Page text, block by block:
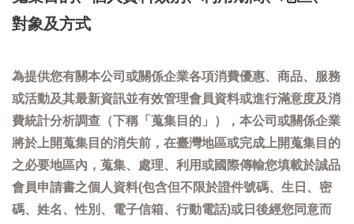
對象及方式
為提供您有關本公司或關係企業各項消費優惠、商品、服務
或活動及其最新資訊並有效管理會員資料或進行滿意度及消
費統計分析調查（下稱「蒐集目的」），本公司或關係企業
將於上開蒐集目的消失前，在臺灣地區或完成上開蒐集目的
之必要地區內，蒐集、處理、利用或國際傳輸您填載於誠品
會員申請書之個人資料(包含但不限於證件號碼、生日、密
碼、姓名、性別、電子信箱、行動電話)或日後經您同意而